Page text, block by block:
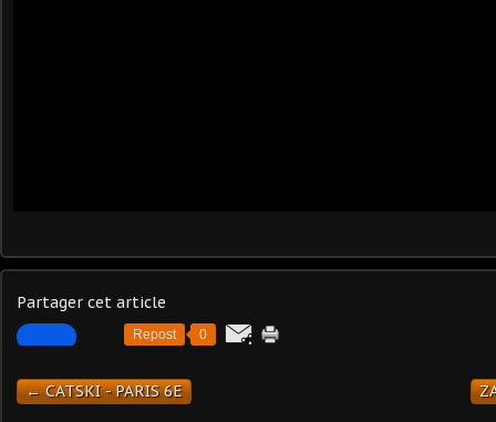
Partager cet article
Repost 0
← CATSKI - PARIS 6E